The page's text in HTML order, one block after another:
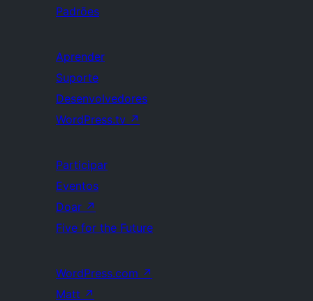
Padrões
Aprender
Suporte
Desenvolvedores
WordPress.tv ↗
Participar
Eventos
Doar ↗
Five for the Future
WordPress.com ↗
Matt ↗